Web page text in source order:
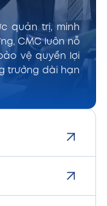
quản trị, minh
CMC luôn nỗ
vệ quyền lợi
trưởng dài hạn